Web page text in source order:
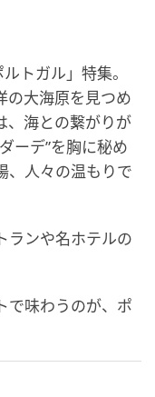
トガル」特集。
の大海原を見つめ
、海との繋がりが
ーデ”を胸に秘め
、人々の温もりで
ランや名ホテルの
で味わうのが、ポ